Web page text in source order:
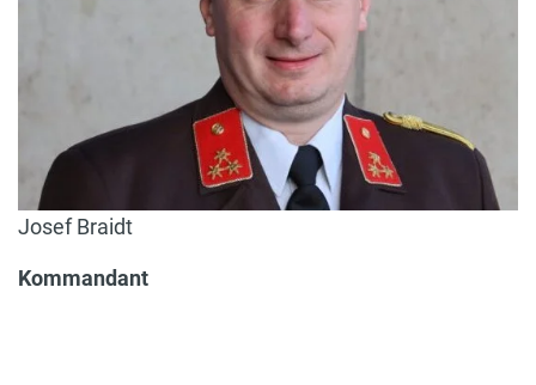
Josef Braidt
Kommandant